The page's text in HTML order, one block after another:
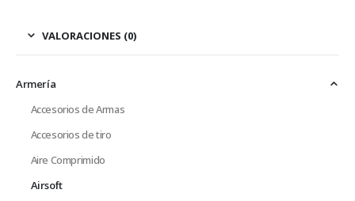
VALORACIONES (0)
Armería
Accesorios de Armas
Accesorios de tiro
Aire Comprimido
Airsoft